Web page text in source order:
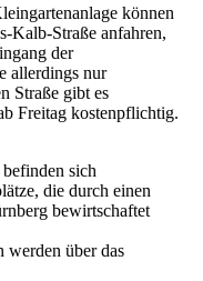
können
Kalb-Straße anfahren,
der
allerdings nur
Straße gibt es
Freitag kostenpflichtig.
sich
die durch einen
bewirtschaftet
werden über das